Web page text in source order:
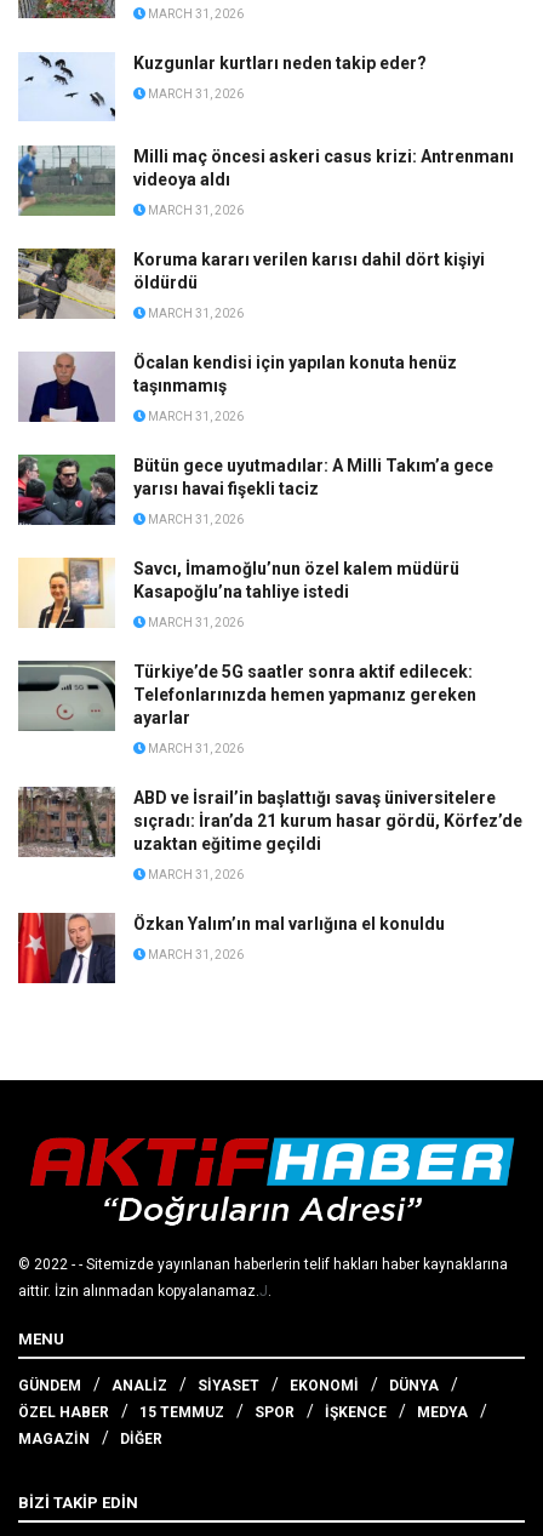
MARCH 31, 2026
Kuzgunlar kurtları neden takip eder?
MARCH 31, 2026
Milli maç öncesi askeri casus krizi: Antrenmanı
videoya aldı
MARCH 31, 2026
Koruma kararı verilen karısı dahil dört kişiyi
öldürdü
MARCH 31, 2026
Öcalan kendisi için yapılan konuta henüz
taşınmamış
MARCH 31, 2026
Bütün gece uyutmadılar: A Milli Takım’a gece
yarısı havai fişekli taciz
MARCH 31, 2026
Savcı, İmamoğlu’nun özel kalem müdürü
Kasapoğlu’na tahliye istedi
MARCH 31, 2026
Türkiye’de 5G saatler sonra aktif edilecek:
Telefonlarınızda hemen yapmanız gereken
ayarlar
MARCH 31, 2026
ABD ve İsrail’in başlattığı savaş üniversitelere
sıçradı: İran’da 21 kurum hasar gördü, Körfez’de
uzaktan eğitime geçildi
MARCH 31, 2026
Özkan Yalım’ın mal varlığına el konuldu
MARCH 31, 2026
© 2022 - - Sitemizde yayınlanan haberlerin telif hakları haber kaynaklarına
aittir. İzin alınmadan kopyalanamaz. J
MENU
GÜNDEM ANALİZ SİYASET EKONOMİ
DÜNYA
ÖZEL HABER
15 TEMMUZ SPOR İŞKENCE
MEDYA
MAGAZİN
DİĞER
BİZİ TAKİP EDİN